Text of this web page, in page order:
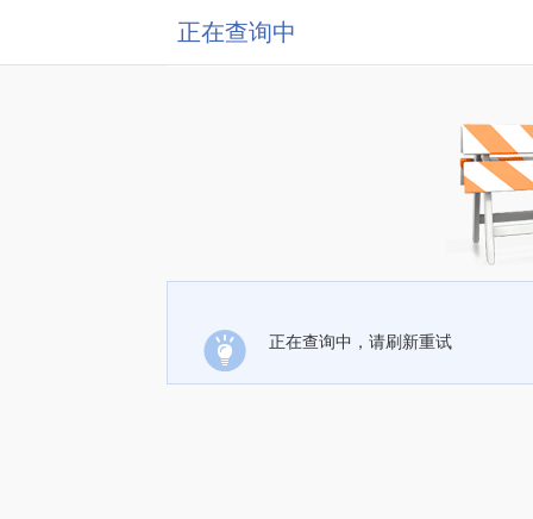
正在查询中
正在查询中，请刷新重试